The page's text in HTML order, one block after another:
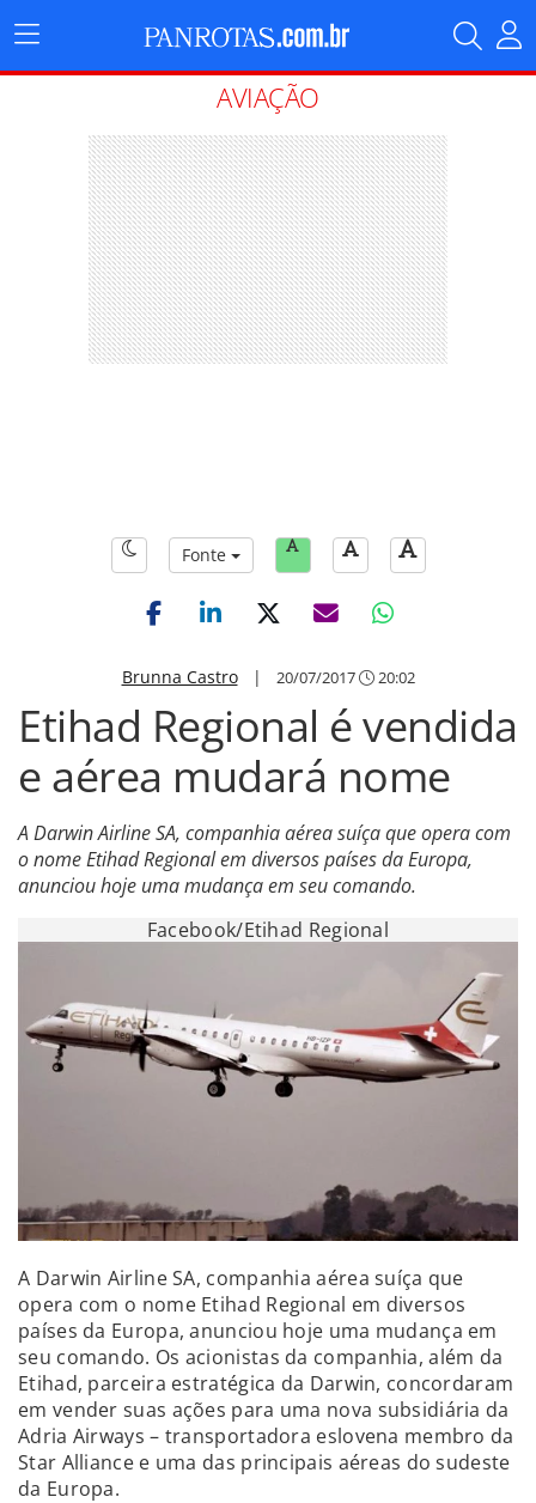
Menu
Principal
AVIAÇÃO
Fonte
Brunna Castro| 20/07/2017 20:02
Etihad Regional é vendida
e aérea mudará nome
A Darwin Airline SA, companhia aérea suíça que opera com
o nome Etihad Regional em diversos países da Europa,
anunciou hoje uma mudança em seu comando.
Facebook/Etihad Regional
A Darwin Airline SA, companhia aérea suíça que
opera com o nome Etihad Regional em diversos
países da Europa, anunciou hoje uma mudança em
seu comando. Os acionistas da companhia, além da
Etihad, parceira estratégica da Darwin, concordaram
em vender suas ações para uma nova subsidiária da
Adria Airways – transportadora eslovena membro da
Star Alliance e uma das principais aéreas do sudeste
da Europa.